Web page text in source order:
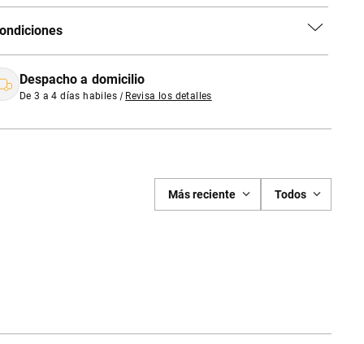
Despacho a domicilio
De 3 a 4 días habiles | Revisa los detalles
Más reciente Todos